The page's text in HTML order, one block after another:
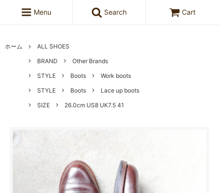
Menu Search Cart
ホーム
ALL SHOES
BRAND
Other Brands
STYLE
Boots
Work boots
STYLE
Boots
Lace up boots
SIZE
26.0cm US8 UK7.5 41